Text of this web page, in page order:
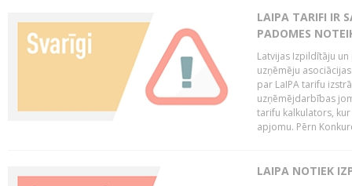
LAIPA TARIFI IR
PADOMES
Latvijas Izpildītāju
uzņēmēju
par LaIPA tarifu
uzņēmējdarbības
tarifu kalkulators,
apjomu. Pērn
LAIPA NOTIEK